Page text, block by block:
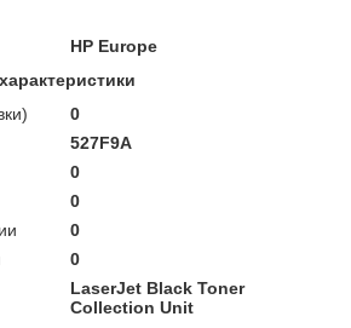
HP Europe
0
527F9A
0
0
0
0
LaserJet Black Toner
Collection Unit